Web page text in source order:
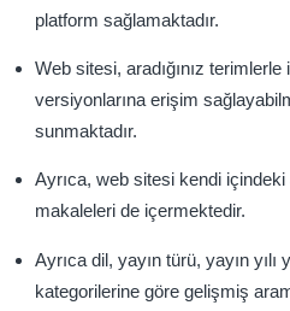
platform sağlamaktadır.
Web sitesi, aradığınız
versiyonlarına erişim
sunmaktadır.
Ayrıca, web sitesi kendi içindeki
makaleleri de içermektedir.
Ayrıca dil, yayın türü, yayın
kategorilerine göre gelişmiş